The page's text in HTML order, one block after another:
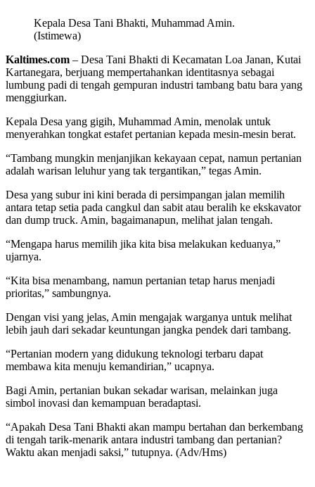
Kepala Desa Tani Bhakti, Muhammad Amin.
(Istimewa)
Kaltimes.com – Desa Tani Bhakti di Kecamatan Loa Janan, Kutai
Kartanegara, berjuang mempertahankan identitasnya sebagai
lumbung padi di tengah gempuran industri tambang batu bara yang
menggiurkan.
Kepala Desa yang gigih, Muhammad Amin, menolak untuk
menyerahkan tongkat estafet pertanian kepada mesin-mesin berat.
“Tambang mungkin menjanjikan kekayaan cepat, namun pertanian
adalah warisan leluhur yang tak tergantikan,” tegas Amin.
Desa yang subur ini kini berada di persimpangan jalan memilih
antara tetap setia pada cangkul dan sabit atau beralih ke ekskavator
dan dump truck. Amin, bagaimanapun, melihat jalan tengah.
“Mengapa harus memilih jika kita bisa melakukan keduanya,”
ujarnya.
“Kita bisa menambang, namun pertanian tetap harus menjadi
prioritas,” sambungnya.
Dengan visi yang jelas, Amin mengajak warganya untuk melihat
lebih jauh dari sekadar keuntungan jangka pendek dari tambang.
“Pertanian modern yang didukung teknologi terbaru dapat
membawa kita menuju kemandirian,” ucapnya.
Bagi Amin, pertanian bukan sekadar warisan, melainkan juga
simbol inovasi dan kemampuan beradaptasi.
“Apakah Desa Tani Bhakti akan mampu bertahan dan berkembang
di tengah tarik-menarik antara industri tambang dan pertanian?
Waktu akan menjadi saksi,” tutupnya. (Adv/Hms)